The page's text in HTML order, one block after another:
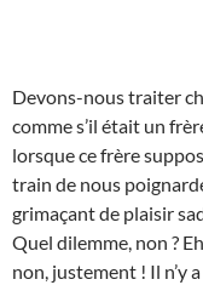
Devons-nous traiter
comme s’il était un
lorsque ce frère
train de nous
grimaçant de plaisir
Quel dilemme, non ?
non, justement ! Il n’y